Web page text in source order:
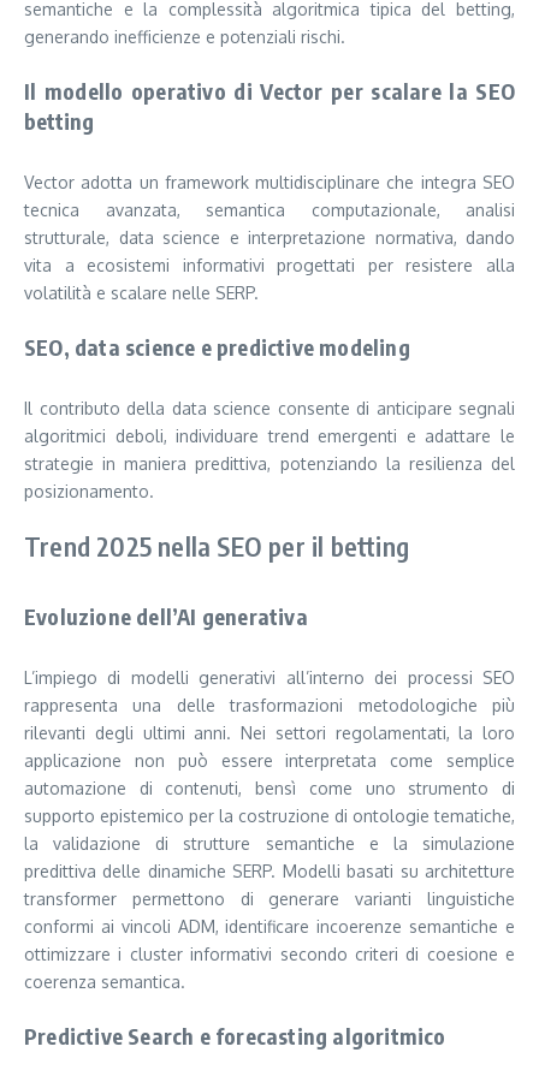
semantiche e la complessità algoritmica tipica del betting,
generando inefficienze e potenziali rischi.
Il modello operativo di Vector per scalare la SEO
betting
Vector adotta un framework multidisciplinare che integra SEO
tecnica avanzata, semantica computazionale, analisi
strutturale, data science e interpretazione normativa, dando
vita a ecosistemi informativi progettati per resistere alla
volatilità e scalare nelle SERP.
SEO, data science e predictive modeling
Il contributo della data science consente di anticipare segnali
algoritmici deboli, individuare trend emergenti e adattare le
strategie in maniera predittiva, potenziando la resilienza del
posizionamento.
Trend 2025 nella SEO per il betting
Evoluzione dell’AI generativa
L’impiego di modelli generativi all’interno dei processi SEO
rappresenta una delle trasformazioni metodologiche più
rilevanti degli ultimi anni. Nei settori regolamentati, la loro
applicazione non può essere interpretata come semplice
automazione di contenuti, bensì come uno strumento di
supporto epistemico per la costruzione di ontologie tematiche,
la validazione di strutture semantiche e la simulazione
predittiva delle dinamiche SERP. Modelli basati su architetture
transformer permettono di generare varianti linguistiche
conformi ai vincoli ADM, identificare incoerenze semantiche e
ottimizzare i cluster informativi secondo criteri di coesione e
coerenza semantica.
Predictive Search e forecasting algoritmico